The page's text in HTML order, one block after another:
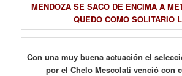
MENDOZA SE SACO DE ENCIMA A
QUEDO COMO SOLITARIO
Con una muy buena actuación el
por el Chelo Mescolati venció con